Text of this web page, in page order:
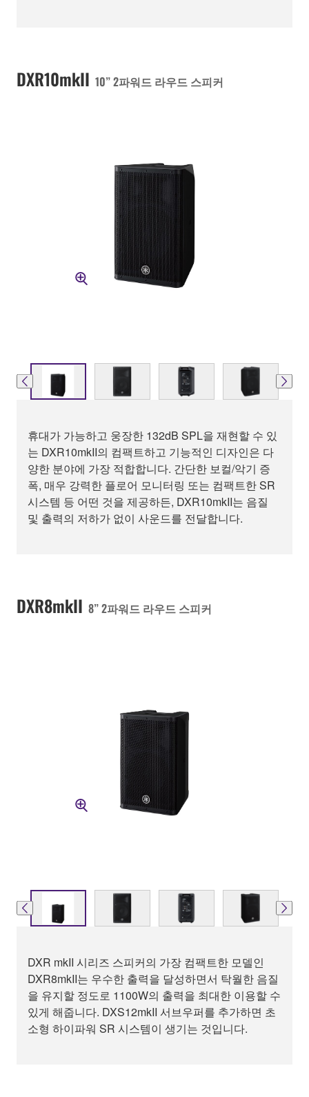
DXR10mkII 10” 2파워드 라우드 스피커
휴대가 가능하고 웅장한 132dB SPL을 재현할 수 있
는 DXR10mkII의 컴팩트하고 기능적인 디자인은 다
양한 분야에 가장 적합합니다. 간단한 보컬/악기 증
폭, 매우 강력한 플로어 모니터링 또는 컴팩트한 SR
시스템 등 어떤 것을 제공하든, DXR10mkII는 음질
및 출력의 저하가 없이 사운드를 전달합니다.
DXR8mkII 8” 2파워드 라우드 스피커
DXR mkII 시리즈 스피커의 가장 컴팩트한 모델인
DXR8mkII는 우수한 출력을 달성하면서 탁월한 음질
을 유지할 정도로 1100W의 출력을 최대한 이용할 수
있게 해줍니다. DXS12mkII 서브우퍼를 추가하면 초
소형 하이파워 SR 시스템이 생기는 것입니다.